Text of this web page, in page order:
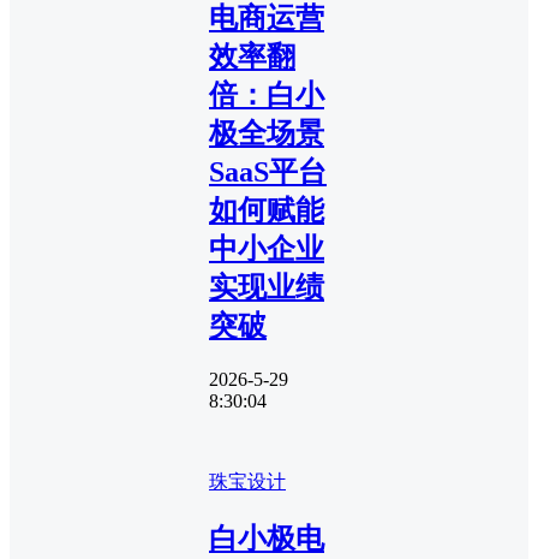
电商运营
效率翻
倍：白小
极全场景
SaaS平台
如何赋能
中小企业
实现业绩
突破
2026-5-29
8:30:04
珠宝设计
白小极电